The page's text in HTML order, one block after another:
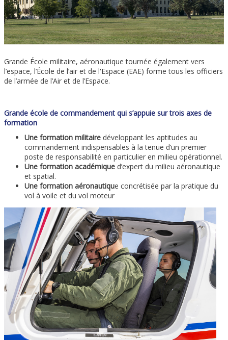
Grande École militaire, aéronautique tournée également vers
l’espace, l’École de l’air et de l'Espace (EAE) forme tous les officiers
de l’armée de l’Air et de l’Espace.
Grande école de commandement qui s’appuie sur trois axes de
formation
Une formation militaire développant les aptitudes au
commandement indispensables à la tenue d’un premier
poste de responsabilité en particulier en milieu opérationnel.
Une formation académique d’expert du milieu aéronautique
et spatial.
Une formation aéronautique concrétisée par la pratique du
vol à voile et du vol moteur